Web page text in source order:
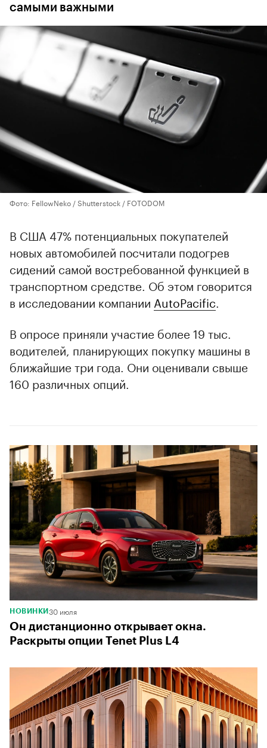
самыми важными
Фото: FellowNeko / Shutterstock / FOTODOM
В США 47% потенциальных покупателей
новых автомобилей посчитали подогрев
сидений самой востребованной функцией в
транспортном средстве. Об этом говорится
в исследовании компании AutoPacific
В опросе приняли участие более 19 тыс.
водителей, планирующих покупку машины в
ближайшие три года. Они оценивали свыше
160 различных опций.
НОВИНКИ 30 июля
Он дистанционно открывает окна.
Раскрыты опции Tenet Plus L4